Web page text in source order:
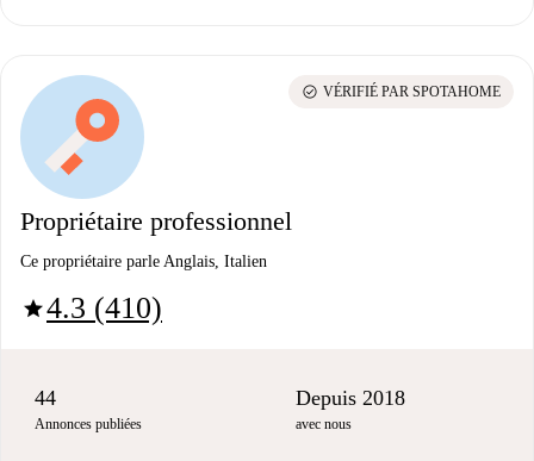
Propriétaire professionnel
Ce propriétaire parle Anglais, Italien
star4.3 (410)
check_circle VÉRIFIÉ PAR SPOTAHOME
44
Annonces publiées
Depuis 2018
avec nous